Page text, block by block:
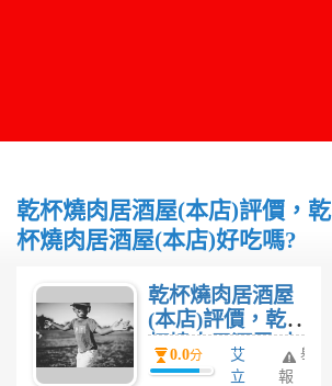
乾杯燒肉居酒屋(本店)評價，乾
杯燒肉居酒屋(本店)好吃嗎?
乾杯燒肉居酒屋
(本店)評價，乾
杯燒肉居酒屋(本
店)好吃嗎?
0.0分
艾
立
舉
報